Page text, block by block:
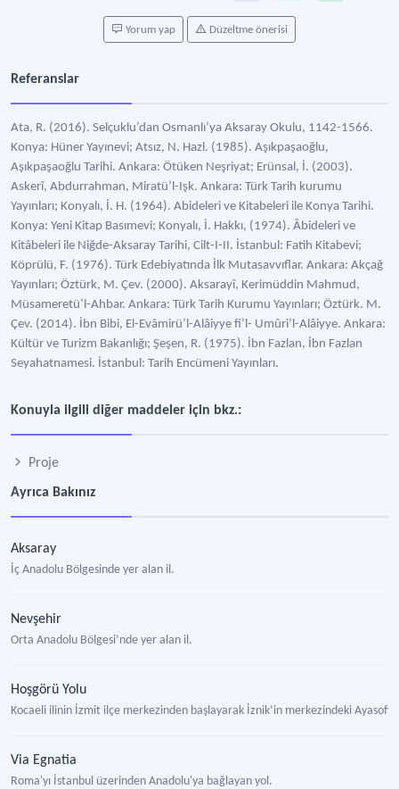
Yorum yap Düzeltme önerisi
Referanslar
Ata, R. (2016). Selçuklu’dan Osmanlı’ya Aksaray Okulu, 1142-1566.
Konya: Hüner Yayınevi; Atsız, N. Hazl. (1985). Aşıkpaşaoğlu,
Aşıkpaşaoğlu Tarihi. Ankara: Ötüken Neşriyat; Erünsal, İ. (2003).
Askerî, Abdurrahman, Miratü’l-Işk. Ankara: Türk Tarih kurumu
Yayınları; Konyalı, İ. H. (1964). Abideleri ve Kitabeleri ile Konya Tarihi.
Konya: Yeni Kitap Basımevi; Konyalı, İ. Hakkı, (1974). Âbideleri ve
Kitâbeleri ile Niğde-Aksaray Tarihi, Cilt-I-II. İstanbul: Fatih Kitabevi;
Köprülü, F. (1976). Türk Edebiyatında İlk Mutasavvıflar. Ankara: Akçağ
Yayınları; Öztürk, M. Çev. (2000). Aksarayî, Kerimüddin Mahmud,
Müsameretü’l-Ahbar. Ankara: Türk Tarih Kurumu Yayınları; Öztürk. M.
Çev. (2014). İbn Bibi, El-Evâmirü’l-Alâiyye fi’l- Umûri’l-Alâiyye. Ankara:
Kültür ve Turizm Bakanlığı; Şeşen, R. (1975). İbn Fazlan, İbn Fazlan
Seyahatnamesi. İstanbul: Tarih Encümeni Yayınları.
Konuyla ilgili diğer maddeler için bkz.:
Proje
Ayrıca Bakınız
Aksaray
İç Anadolu Bölgesinde yer alan il.
Nevşehir
Orta Anadolu Bölgesi’nde yer alan il.
Hoşgörü Yolu
Kocaeli ilinin İzmit ilçe merkezinden başlayarak İznik’in merkezindeki
Via Egnatia
Roma'yı İstanbul üzerinden Anadolu'ya bağlayan yol.